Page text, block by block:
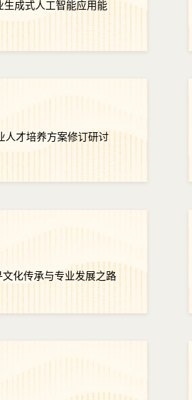
生成式人工智能应用能
人才培养方案修订研讨
化传承与专业发展之路